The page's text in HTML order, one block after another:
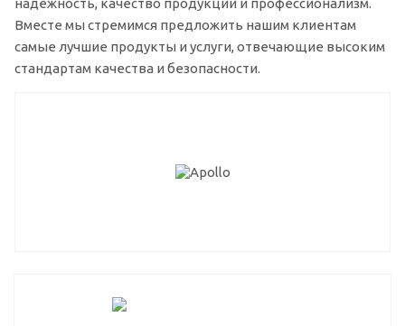
Вместе мы стремимся предложить нашим клиентам
самые лучшие продукты и услуги, отвечающие высоким
стандартам качества и безопасности.